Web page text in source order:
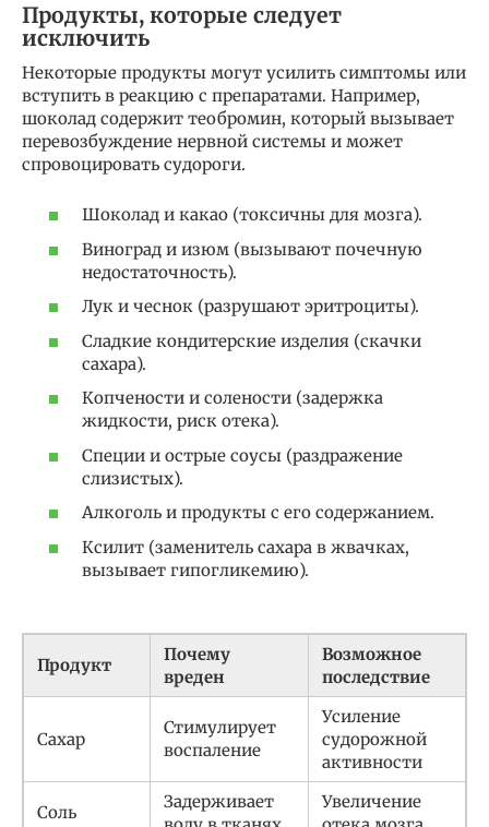
Продукты, которые следует
исключить
Некоторые продукты могут усилить симптомы или
вступить в реакцию с препаратами. Например,
шоколад содержит теобромин, который вызывает
перевозбуждение нервной системы и может
спровоцировать судороги.
Шоколад и какао (токсичны для мозга).
Виноград и изюм (вызывают почечную
недостаточность).
Лук и чеснок (разрушают эритроциты).
Сладкие кондитерские изделия (скачки
сахара).
Копчености и солености (задержка
жидкости, риск отека).
Специи и острые соусы (раздражение
слизистых).
Алкоголь и продукты с его содержанием.
Ксилит (заменитель сахара в жвачках,
вызывает гипогликемию).
Продукт
Почему
вреден
Возможное
последствие
Сахар
Стимулирует
воспаление
Усиление
судорожной
активности
Соль
Задерживает
Увеличение